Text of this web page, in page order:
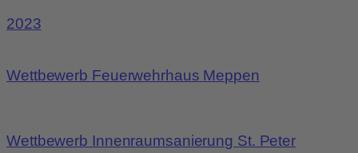
2023
Wettbewerb Feuerwehrhaus Meppen
Wettbewerb Innenraumsanierung St. Peter